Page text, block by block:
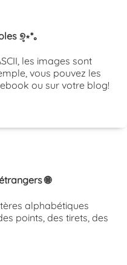
୭̥⋆*｡
les images sont
vous pouvez les
ou sur votre blog!
🌐
alphabétiques
points, des tirets, des